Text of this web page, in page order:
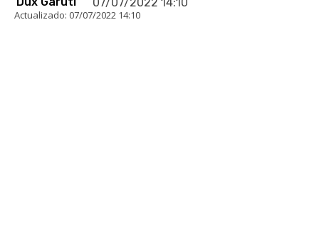
Actualizado: 07/07/2022 14:10